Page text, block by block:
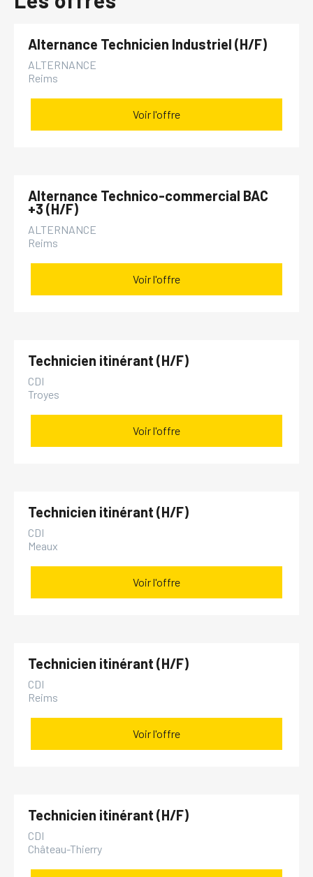
Alternance Technicien Industriel (H/F)
ALTERNANCE
Reims
Voir l'offre
Alternance Technico-commercial BAC
+3 (H/F)
ALTERNANCE
Reims
Voir l'offre
Technicien itinérant (H/F)
CDI
Troyes
Voir l'offre
Technicien itinérant (H/F)
CDI
Meaux
Voir l'offre
Technicien itinérant (H/F)
CDI
Reims
Voir l'offre
Technicien itinérant (H/F)
CDI
Château-Thierry